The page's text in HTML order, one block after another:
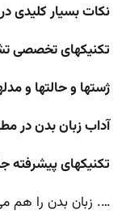
نکات بسیار کلیدی
تکنیکهای تخصصی
ژستها و حالتها و
آداب زبان بدن در
تکنیکهای پیشرفته
…. زبان بدن را هم